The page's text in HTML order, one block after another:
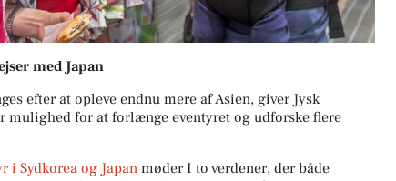
med Japan
efter at opleve endnu mere af Asien, giver Jysk
mulighed for at forlænge eventyret og udforske flere
i Sydkorea og Japan møder I to verdener, der både